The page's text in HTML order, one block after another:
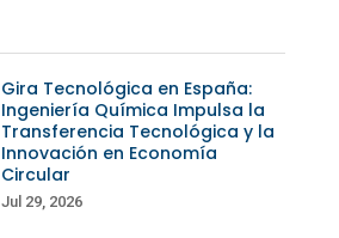
Gira Tecnológica en España:
Ingeniería Química Impulsa la
Transferencia Tecnológica y la
Innovación en Economía
Circular
Jul 29, 2026